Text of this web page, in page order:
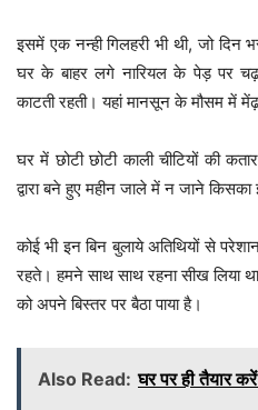
इसमें एक नन्ही गिलहरी भी थी, जो
घर के बाहर लगे नारियल के पेड़ पर
काटती रहती। यहां मानसून के मौसम में
घर में छोटी छोटी काली चीटियों की
द्वारा बने हुए महीन जाले में न जाने किसका
कोई भी इन बिन बुलाये अतिथियों से
रहते। हमने साथ साथ रहना सीख लिया
को अपने बिस्तर पर बैठा पाया है।
Also Read: घर पर ही तैयार